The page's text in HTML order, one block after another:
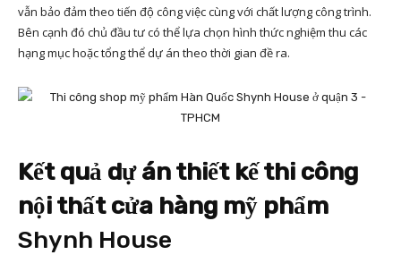
vẫn bảo đảm theo tiến độ công việc cùng với chất lượng công trình.
Bên cạnh đó chủ đầu tư có thể lựa chọn hình thức nghiệm thu các
hạng mục hoặc tổng thể dự án theo thời gian đề ra.
Kết quả dự án thiết kế thi công
nội thất cửa hàng mỹ phẩm
Shynh House